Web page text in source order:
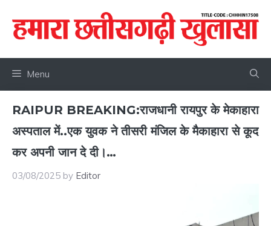
content
Menu
RAIPUR BREAKING:राजधानी रायपुर के मेकाहारा
अस्पताल में..एक युवक ने तीसरी मंजिल के मैकाहारा से कूद
कर अपनी जान दे दी।…
03/08/2025 by Editor